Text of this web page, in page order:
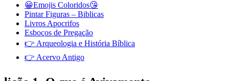
😀Emojis Coloridos😘
Pintar Figuras – Biblicas
Livros Apocrifos
Esboços de Pregação
👉 Arqueologia e História Bíblica
👉 Acervo Antigo